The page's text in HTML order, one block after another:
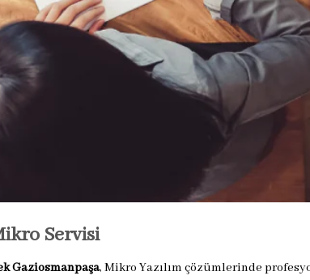
Servisi
Gaziosmanpaşa, Mikro Yazılım çözümlerinde